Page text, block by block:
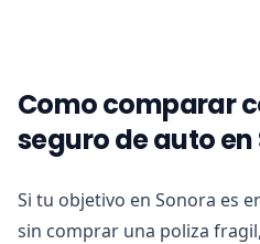
Como comparar
seguro de auto en
Si tu objetivo en Sonora es
sin comprar una poliza